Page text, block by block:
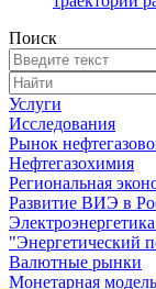
Поиск
Услуги
Исследования
Рынок
Нефтегазохимия
Региональная
Развитие ВИЭ в
"Энергетический
Валютные рынки
Монетарная